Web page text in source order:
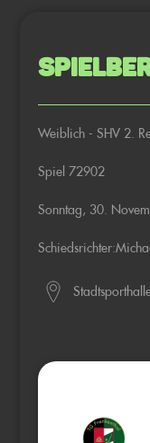
Weiblich - SHV 2.
Spiel 72902
Sonntag, 30.
Schiedsrichter: